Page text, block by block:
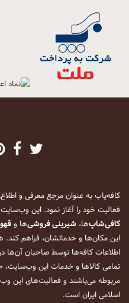
فعالیت خود را آغاز نمود. این وب‌سایت
کافی‌شاپ‌ها، شیرینی فروشی‌ها و
این مکان‌ها و خدماتشان، فراهم کند.
اطلاعات کافه‌ها توسط صاحبان آن‌ها
تمامی کالاها و خدمات این وب‌سایت،
مربوطه می‌باشند و فعالیت‌های این
اسلامی ایران است.